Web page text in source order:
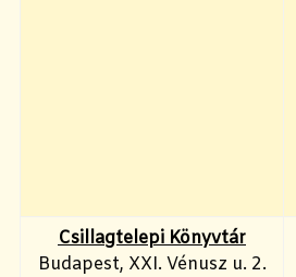
Csillagtelepi Könyvtár
Budapest, XXI. Vénusz u. 2.